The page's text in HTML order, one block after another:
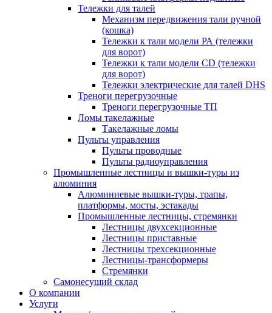
Тележки для талей
Механизм передвижения тали ручной
(кошка)
Тележки к тали модели РА (тележки
для ворот)
Тележки к тали модели CD (тележки
для ворот)
Тележки электрические для талей DHS
Треноги перегрузочные
Треноги перегрузочные ТП
Ломы такелажные
Такелажные ломы
Пульты управления
Пульты проводные
Пульты радиоуправления
Промышленные лестницы и вышки-туры из
алюминия
Алюминиевые вышки-туры, трапы,
платформы, мосты, эстакады
Промышленные лестницы, стремянки
Лестницы двухсекционные
Лестницы приставные
Лестницы трехсекционные
Лестницы-трансформеры
Стремянки
Самонесущий склад
О компании
Услуги